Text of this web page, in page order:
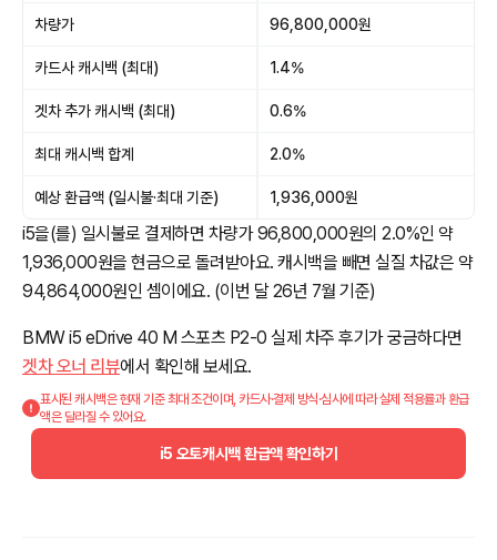
차량가 96,800,000원
카드사 캐시백 (최대) 1.4%
겟차 추가 캐시백 (최대) 0.6%
최대 캐시백 합계 2.0%
예상 환급액 (일시불·최대 기준) 1,936,000원
i5을(를) 일시불로 결제하면 차량가 96,800,000원의 2.0%인 약
1,936,000원을 현금으로 돌려받아요. 캐시백을 빼면 실질 차값은 약
94,864,000원인 셈이에요. (이번 달 26년 7월 기준)
BMW i5 eDrive 40 M 스포츠 P2-0 실제 차주 후기가 궁금하다면
겟차 오너 리뷰에서 확인해 보세요.
표시된 캐시백은 현재 기준 최대 조건이며, 카드사·결제 방식·심사에 따라 실제 적용률과 환급
액은 달라질 수 있어요.
i5 오토캐시백 환급액 확인하기